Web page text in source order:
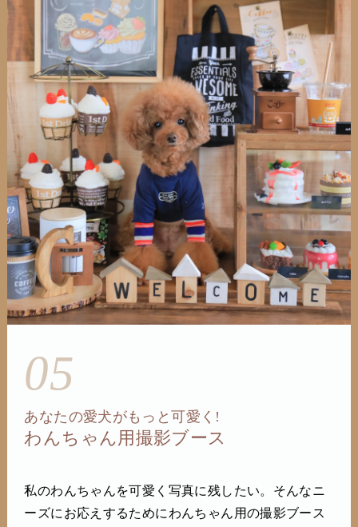
05
あなたの愛犬がもっと可愛く!
わんちゃん用撮影ブース
私のわんちゃんを可愛く写真に残したい。そんなニ
ーズにお応えするためにわんちゃん用の撮影ブース